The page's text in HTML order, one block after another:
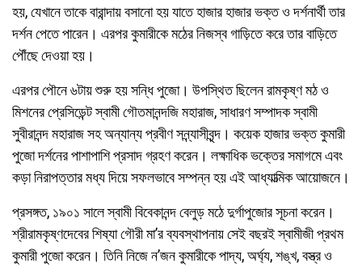
হয়, যেখানে তাকে বারান্দায় বসানো হয় যাতে হাজার হাজার ভক্ত ও দর্শনার্থী তার
দর্শন পেতে পারেন। এরপর কুমারীকে মঠের নিজস্ব গাড়িতে করে তার বাড়িতে
পৌঁছে দেওয়া হয়।
এরপর পৌনে ৬টায় শুরু হয় সন্ধি পুজো। উপস্থিত ছিলেন রামকৃষ্ণ মঠ ও
মিশনের প্রেসিডেন্ট স্বামী গৌতমানন্দজি মহারাজ, সাধারণ সম্পাদক স্বামী
সুবীরানন্দ মহারাজ সহ অন্যান্য প্রবীণ সন্ন্যাসীবৃন্দ। কয়েক হাজার ভক্ত কুমারী
পুজো দর্শনের পাশাপাশি প্রসাদ গ্রহণ করেন। লক্ষাধিক ভক্তের সমাগমে এবং
কড়া নিরাপত্তার মধ্য দিয়ে সফলভাবে সম্পন্ন হয় এই আধ্যাত্মিক আয়োজনে।
প্রসঙ্গত, ১৯০১ সালে স্বামী বিবেকানন্দ বেলুড় মঠে দুর্গাপুজোর সূচনা করেন।
শ্রীরামকৃষ্ণদেবের শিষ্যা গৌরী মা’র ব্যবস্থাপনায় সেই বছরই স্বামীজী প্রথম
কুমারী পুজো করেন। তিনি নিজে ন’জন কুমারীকে পাদ্য, অর্ঘ্য, শঙ্খ, বস্ত্র ও